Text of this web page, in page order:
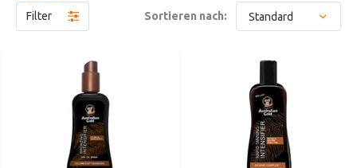
hast du das Beste aus beiden Welten; schneller eine schöne
Filter
Sortieren nach: